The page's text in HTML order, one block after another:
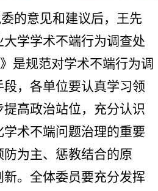
的意见和建议后，王先
学学术不端行为调查处
是规范对学术不端行为调
，各单位要认真学习领
高政治站位，充分认识
术不端问题治理的重要
为主、惩教结合的原
。全体委员要充分发挥